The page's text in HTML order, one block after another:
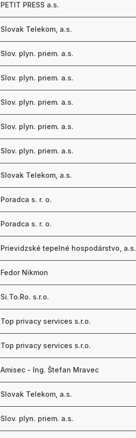
PETIT PRESS a.s.
Slovak Telekom, a.s.
Slov. plyn. priem. a.s.
Slov. plyn. priem. a.s.
Slov. plyn. priem. a.s.
Slov. plyn. priem. a.s.
Slov. plyn. priem. a.s.
Slovak Telekom, a.s.
Poradca s. r. o.
Poradca s. r. o.
Prievidzské tepelné hospodárstvo, a.s.
Fedor Nikmon
Si.To.Ro. s.r.o.
Top privacy services s.r.o.
Top privacy services s.r.o.
Amisec - Ing. Štefan Mravec
Slovak Telekom, a.s.
Slov. plyn. priem. a.s.